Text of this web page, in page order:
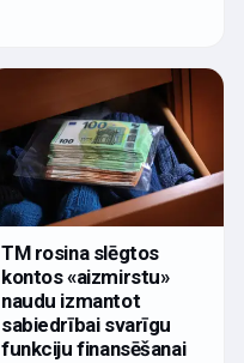
TM rosina slēgtos
kontos «aizmirstu»
naudu izmantot
sabiedrībai svarīgu
funkciju finansēšanai